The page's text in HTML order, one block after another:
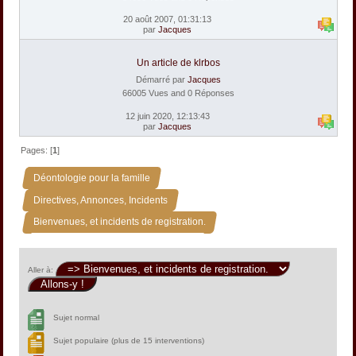
20 août 2007, 01:31:13
par Jacques
Un article de klrbos
Démarré par Jacques
66005 Vues and 0 Réponses
12 juin 2020, 12:13:43
par Jacques
Pages: [1]
Déontologie pour la famille »
Directives, Annonces, Incidents »
Bienvenues, et incidents de registration.
Aller à:
Sujet normal
Sujet populaire (plus de 15 interventions)